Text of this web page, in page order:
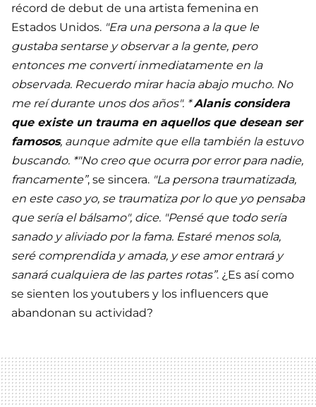
récord de debut de una artista femenina en
Estados Unidos. "Era una persona a la que le
gustaba sentarse y observar a la gente, pero
entonces me convertí inmediatamente en la
observada. Recuerdo mirar hacia abajo mucho. No
me reí durante unos dos años". *Alanis considera
que existe un trauma en aquellos que desean ser
famosos, aunque admite que ella también la estuvo
buscando. *"No creo que ocurra por error para nadie,
francamente”, se sincera. "La persona traumatizada,
en este caso yo, se traumatiza por lo que yo pensaba
que sería el bálsamo", dice. "Pensé que todo sería
sanado y aliviado por la fama. Estaré menos sola,
seré comprendida y amada, y ese amor entrará y
sanará cualquiera de las partes rotas”. ¿Es así como
se sienten los youtubers y los influencers que
abandonan su actividad?